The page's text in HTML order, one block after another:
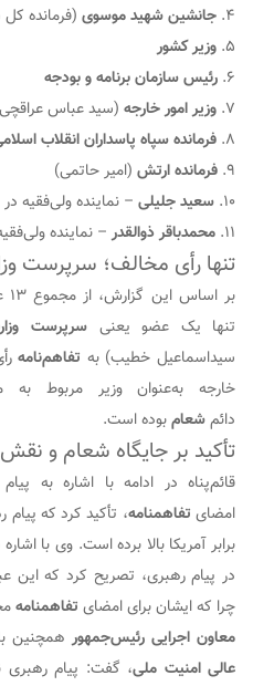
۴. جانشین شهید موسوی(فرمانده کل
۵. وزیر کشور
۶. رئیس سازمان برنامه و بودجه
۷. وزیر امور خارجه(سید عباس
۸. فرمانده سپاه پاسداران انقلاب
۹. فرمانده ارتش(امیر حاتمی)
۱۰. سعید جلیلی– نماینده ولی‌فقیه
۱۱. محمدباقر ذوالقدر– نماینده
تنها رأی مخالف؛ سرپرست
بر اساس این گزارش، از مجموع ۱۳ عضو
تنها یک عضو یعنی سرپرست
سیداسماعیل خطیب) به تفاهم‌نامه
خارجه به‌عنوان وزیر مربوط
دائمشعامبوده است.
تأکید بر جایگاه شعام و
قائم‌پناه در ادامه با اشاره به
امضای تفاهمنامه، تأکید کرد که پیام
برابر آمریکا بالا برده است. وی با
در پیام رهبری، تصریح کرد که این
چرا که ایشان برای امضای تفاهمنامه
معاون اجرایی رئیس‌جمهورهمچنین
عالی امنیت ملی، گفت: پیام